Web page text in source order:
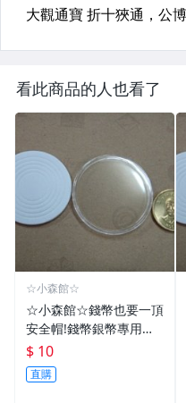
看此商品的人也看了
☆小森館☆
☆小森館☆錢幣也要一頂
安全帽!錢幣銀幣專用透
明壓克力盒收納保護盒.1
枚10元~55
$ 10
直購